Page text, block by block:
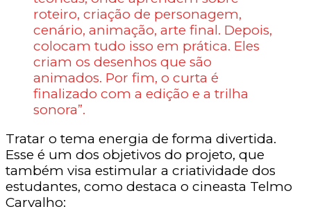
roteiro, criação de personagem,
cenário, animação, arte final. Depois,
colocam tudo isso em prática. Eles
criam os desenhos que são
animados. Por fim, o curta é
finalizado com a edição e a trilha
sonora”.
Tratar o tema energia de forma divertida.
Esse é um dos objetivos do projeto, que
também visa estimular a criatividade dos
estudantes, como destaca o cineasta Telmo
Carvalho: